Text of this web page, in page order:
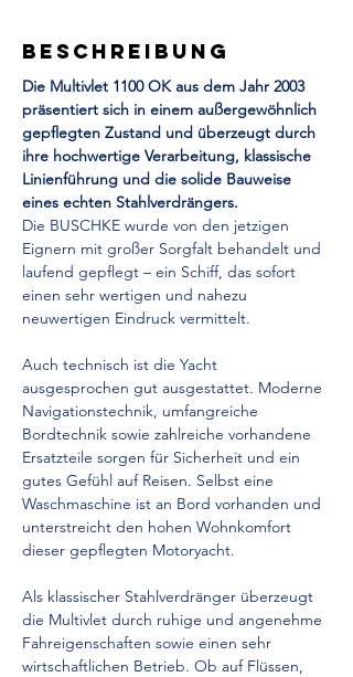
Beschreibung
Die Multivlet 1100 OK aus dem Jahr 2003
präsentiert sich in einem außergewöhnlich
gepflegten Zustand und überzeugt durch
ihre hochwertige Verarbeitung, klassische
Linienführung und die solide Bauweise
eines echten Stahlverdrängers.
Die BUSCHKE wurde von den jetzigen
Eignern mit großer Sorgfalt behandelt und
laufend gepflegt – ein Schiff, das sofort
einen sehr wertigen und nahezu
neuwertigen Eindruck vermittelt.
Auch technisch ist die Yacht
ausgesprochen gut ausgestattet. Moderne
Navigationstechnik, umfangreiche
Bordtechnik sowie zahlreiche vorhandene
Ersatzteile sorgen für Sicherheit und ein
gutes Gefühl auf Reisen. Selbst eine
Waschmaschine ist an Bord vorhanden und
unterstreicht den hohen Wohnkomfort
dieser gepflegten Motoryacht.
Als klassischer Stahlverdränger überzeugt
die Multivlet durch ruhige und angenehme
Fahreigenschaften sowie einen sehr
wirtschaftlichen Betrieb. Ob auf Flüssen,